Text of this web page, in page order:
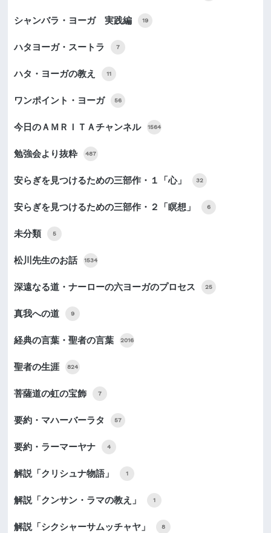
シャンバラ・ヨーガ 実践編 19
ハタヨーガ・スートラ 7
ハタ・ヨーガの教え 11
ワンポイント・ヨーガ 56
今日のＡＭＲＩＴＡチャンネル 1564
勉強会より抜粋 487
安らぎを見つけるための三部作・１「心」 32
安らぎを見つけるための三部作・２「瞑想」 6
未分類 5
松川先生のお話 1534
深遠なる道・ナーローの六ヨーガのプロセス 25
真我への道 9
経典の言葉・聖者の言葉 2016
聖者の生涯 824
菩薩道の虹の宝飾 7
要約・マハーバーラタ 57
要約・ラーマーヤナ 4
解説「クリシュナ物語」 1
解説「クンサン・ラマの教え」 1
解説「シクシャーサムッチャヤ」 8